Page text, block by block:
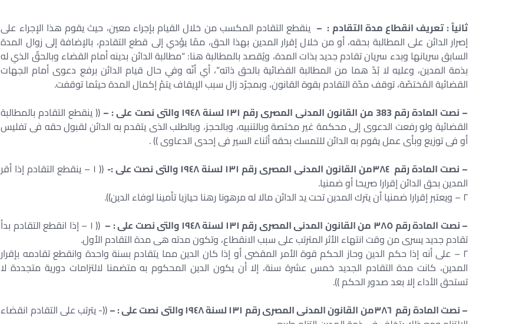
ثانيآ : تعريف انقطاع مدة التقادم : – ينقطع التقادم المكسب من خلال القيام بإجراء معين، حيث يقوم هذا الإجراء على
إصرار الدائن على المطالبة بحقه، أو من خلال إقرار المدين بهذا الحق، ممّا يؤدي إلى قطع التقادم، بالإضافة إلى زوال المدة
السابق سريانها وبدء سريان تقادم جديد بذات المدة، ويُقصد بالمطالبة هنا: “مطالبة الدائن بدينه أمام القضاء وبالحقّ الذي له
بذمة المدين، وعليه لا بُدّ هما من المطالبة القضائية بالحق ذاته”، أي أنّه وفي حال قيام الدائن برفع دعوى أمام الجهات
القضائية المُختصّة، توقف مدّة التقادم بقوة القانون، وبمجرّد زال سبب الإيقاف يتمّ إكمال المدة حيثما توقفت.
– نصت المادة رقم 383 من القانون المدنى المصرى رقم ١٣١ لسنة ١٩٤٨ والتى نصت على : –
(( ينقطع التقادم بالمطالبة
القضائية ولو رفعت الدعوى إلى محكمة غير مختصة وبالتنبيه، وبالحجز، وبالطلب الذى يتقدم به الدائن لقبول حقه فى تفليس
أو فى توزيع وبأى عمل يقوم به الدائن للتمسك بحقه أثناء السير فى إحدى الدعاوى )) .
– نصت المادة رقم ٣٨٤من القانون المدنى المصرى رقم ١٣١ لسنة ١٩٤٨ والتى نصت على :-
(( ١ – ينقطع التقادم إذا أقر
المدين بحق الدائن إقرارا صريحا أو ضمنيا.
٢ – ويعتبر إقرارا ضمنيا أن يترك المدين تحت يد الدائن مالا له مرهونا رهنا حيازيا تأمينا لوفاء الدين)).
– نصت المادة رقم ٣٨٥ من القانون المدنى المصرى رقم ١٣١ لسنة ١٩٤٨ والتى نصت على : –
(( ١ – إذا انقطع التقادم بدأ
تقادم جديد يسرى من وقت انتهاء الأثر المترتب على سبب الانقطاع، وتكون مدته هى مدة التقادم الأول.
٢ – على أنه إذا حكم الدين وحاز الحكم قوة الأمر المقضى أو إذا كان الدين مما يتقادم بسنة واحدة وانقطع تقادمه بإقرار
المدين، كانت مدة التقادم الجديد خمس عشرة سنة، إلا أن يكون الدين المحكوم به متضمنا لالتزامات دورية متجددة لا
تستحق الأداء إلا بعد صدور الحكم )).
– نصت المادة رقم ٣٨٦من القانون المدنى المصرى رقم ١٣١ لسنة ١٩٤٨ والتى نصت على : –
((- يترتب على التقادم انقضاء